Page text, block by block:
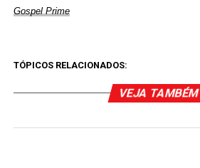
Gospel Prime
TÓPICOS RELACIONADOS:
VEJA TAMBÉM